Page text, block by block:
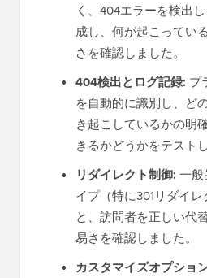
く、404エラーを検出
成し、何が起こってい
さを確認しました。
404検出とログ記録: プ
を自動的に識別し、ど
き起こしているかの明
きるかどうかをテスト
リダイレクト制御: 一般
イプ（特に301リダイ
と、訪問者を正しい代
易さを確認しました。
カスタマイズオプショ